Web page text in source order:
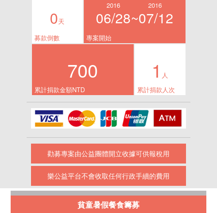
0天
募款倒數
2016
06/28~
2016
07/12
專案開始
700
累計捐款金額NTD
1 人
累計捐款人次
勸募專案由公益團體開立收據可供報稅用
樂公益平台不會收取任何行政手續的費用
貧童暑假餐食籌募